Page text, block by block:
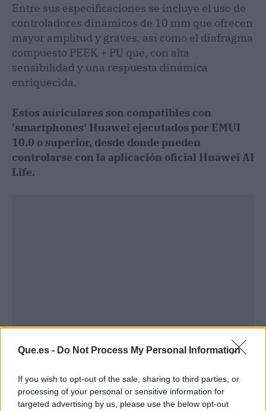
Que.es - Do Not Process My Personal Information
If you wish to opt-out of the sale, sharing to third parties, or
processing of your personal or sensitive information for
targeted advertising by us, please use the below opt-out
Entre sus especificaciones se incluye el uso de
controladores dinámicos de 10 mm que ofrecen
mayor amplitud y graves, así como el diafragma
compuesto PEEK + PU que, con alta
sensibilidad y una respuesta dinámica
enriquecida.
Estos auriculares son compatibles con
'smartphones' Huawei ejecutados por EMUI
10.0 o superior, desde donde pueden
controlarse con la aplicación oficial Huawei AI
Life.